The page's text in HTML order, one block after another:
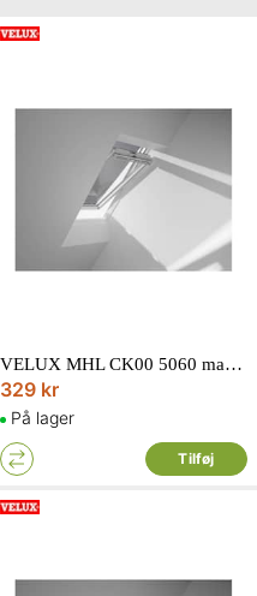
VELUX MHL CK00 5060 manuel markise i sort
329 kr
På lager
Tilføj